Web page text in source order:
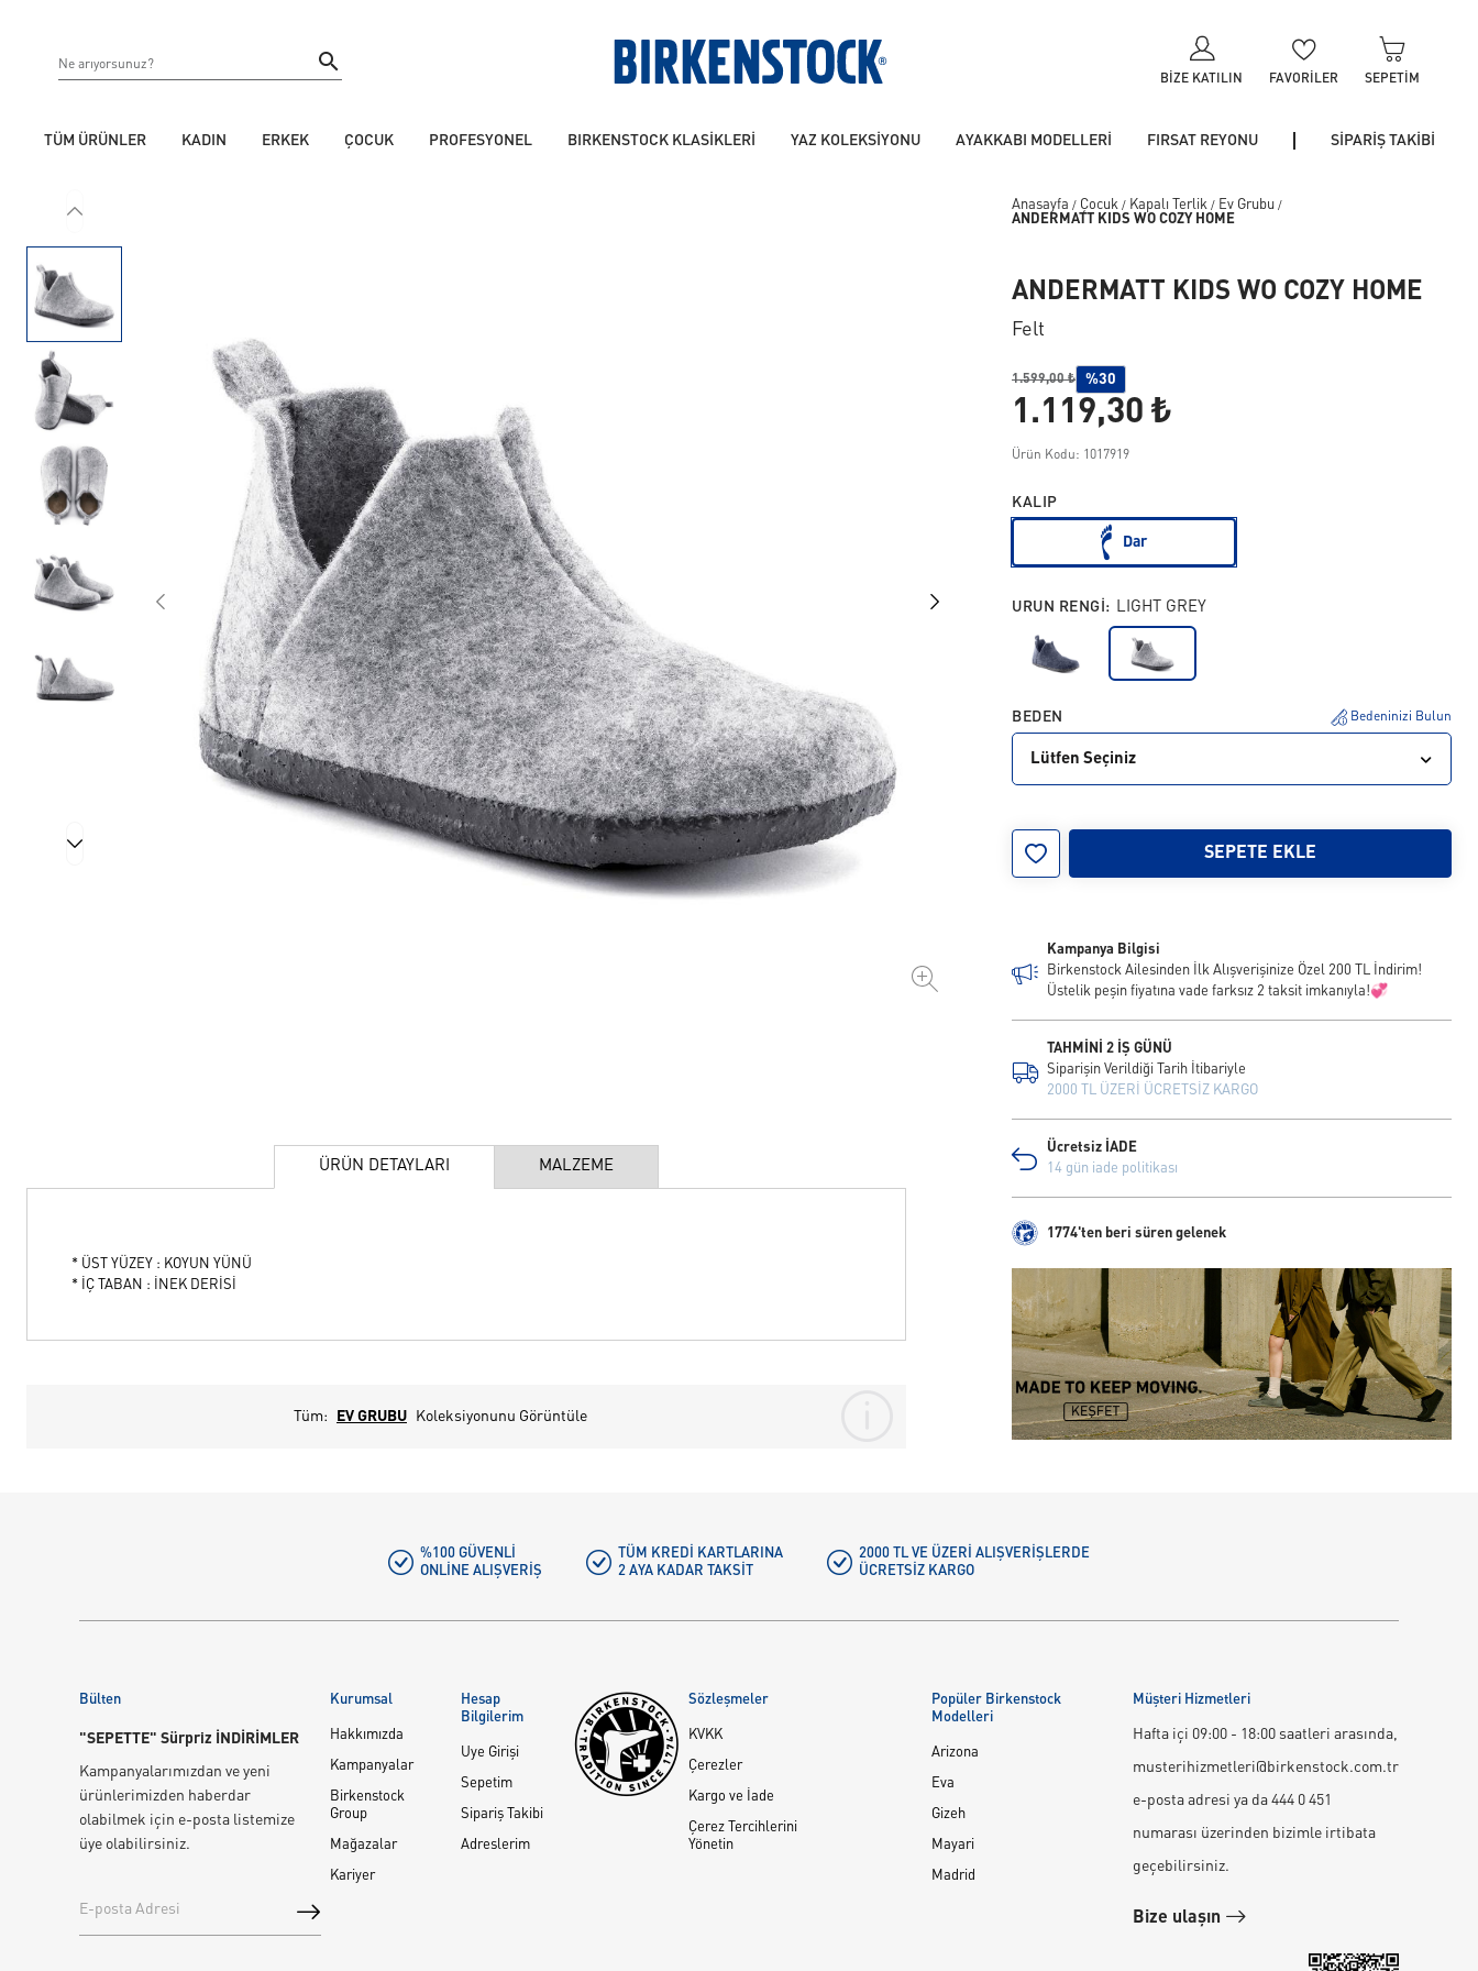
BIZE KATILIN FAVORILER SEPETIM
TÜM ÜRÜNLER KADIN ERKEK ÇOCUK PROFESYONEL BIRKENSTOCK KLASİKLERİ YAZ KOLEKSİYONU AYAKKABI MODELLERİ FIRSAT REYONU SİPARİŞ TAKİBİ
ÜRÜN DETAYLARI MALZEME
* ÜST YÜZEY : KOYUN YÜNÜ
* İÇ TABAN : İNEK DERİSİ
Tüm: EV GRUBU Koleksiyonunu Görüntüle
Anasayfa / Çocuk / Kapalı Terlik / Ev Grubu /
ANDERMATT KIDS WO COZY HOME
ANDERMATT KIDS WO COZY HOME
Felt
1.599,00 ₺ %30
1.119,30 ₺
Ürün Kodu: 1017919
KALIP
Dar
URUN RENGI: LIGHT GREY
BEDEN Bedeninizi Bulun
Lütfen Seçiniz
34
SEPETE EKLE
Kampanya Bilgisi
Birkenstock Ailesinden İlk Alışverişinize Özel 200 TL İndirim!
Üstelik peşin fiyatına vade farksız 2 taksit imkanıyla!💞
TAHMİNİ 2 İŞ GÜNÜ
Siparişin Verildiği Tarih İtibariyle
2000 TL ÜZERİ ÜCRETSİZ KARGO
Ücretsiz İADE
14 gün iade politikası
1774'ten beri süren gelenek
%100 GÜVENLI
ONLINE ALIŞVERIŞ
TÜM KREDI KARTLARINA
2 AYA KADAR TAKSIT
2000 TL VE ÜZERİ ALIŞVERİŞLERDE
ÜCRETSIZ KARGO
Bülten
"SEPETTE" Sürpriz İNDİRİMLER
Kampanyalarımızdan ve yeni
ürünlerimizden haberdar
olabilmek için e-posta listemize
üye olabilirsiniz.
Kurumsal
Hakkımızda
Kampanyalar
Birkenstock
Group
Mağazalar
Kariyer
Hesap
Bilgilerim
Üye Girişi
Sepetim
Sipariş Takibi
Adreslerim
Sözleşmeler
KVKK
Çerezler
Kargo ve İade
Çerez Tercihlerini
Yönetin
Popüler Birkenstock
Modelleri
Arizona
Eva
Gizeh
Mayari
Madrid
Müşteri Hizmetleri
Hafta içi 09:00 - 18:00 saatleri arasında,
musterihizmetleri@birkenstock.com.tr
e-posta adresi ya da 444 0 451
numarası üzerinden bizimle irtibata
geçebilirsiniz.
Bize ulaşın